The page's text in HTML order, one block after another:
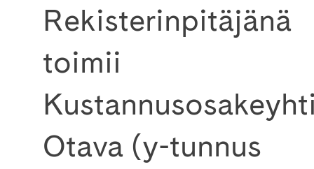
Rekisterinpitäjänä
toimii
Otava (y-tunnus